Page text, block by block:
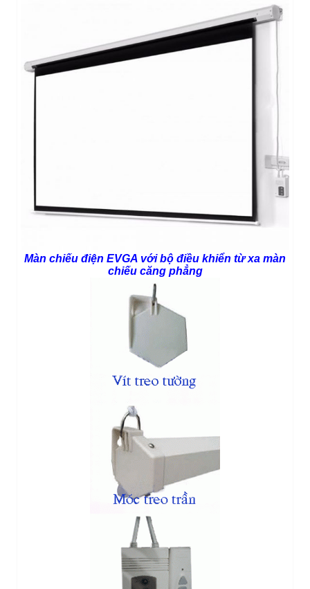
Màn chiếu điện EVGA với bộ điều khiển từ xa màn
chiếu căng phẳng